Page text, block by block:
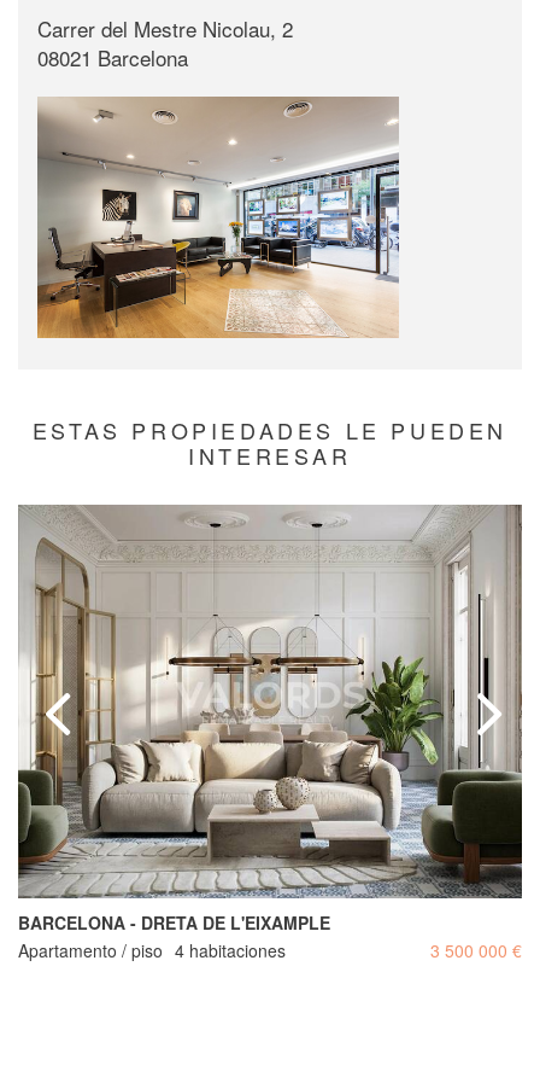
Carrer del Mestre Nicolau, 2
08021 Barcelona
ESTAS PROPIEDADES LE PUEDEN
INTERESAR
BARCELONA - DRETA DE L'EIXAMPLE
Apartamento / piso 4 habitaciones 3 500 000 €